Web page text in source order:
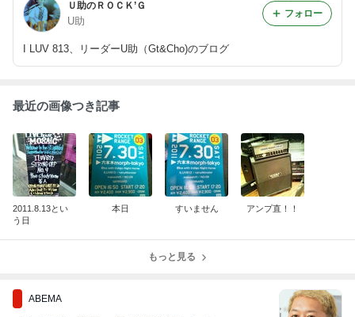
Ｕ助のＲＯＣＫ’Ｇ
U助
I LUV 813、リーダーU助（Gt&Cho)のブログ
フォロー
最近の画像つき記事
2011.8.13とい
う日
本日 すいません アンプ直！！
もっと見る
ABEMA